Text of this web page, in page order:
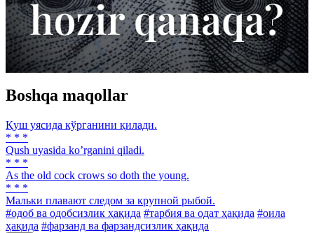
Boshqa maqollar
Қуш уясида кўрганини қилади.
* * *
Qush uyasida koʼrganini qiladi.
* * *
As the old cock crows so doth the young.
* * *
Мальки плавают следом за крупной рыбой.
#одоб ва одобсизлик ҳақида #тарбия ва одат ҳақида #оила
ҳақида #фарзанд ва фарзандсизлик ҳақида